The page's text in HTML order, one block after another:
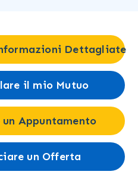
Dettagliate
il mio Mutuo
un Appuntamento
un Offerta